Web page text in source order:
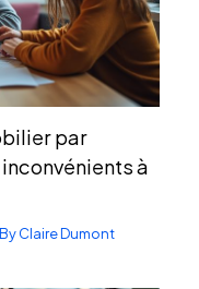
par
à
Claire Dumont